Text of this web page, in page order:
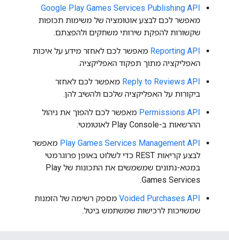
Google Play Games Services Publishing API
מאפשר לכם לבצע אוטומציה של משימות תכופות
שקשורות להפקת שירותי משחקים ולהפצתם.
Reporting API מאפשר לכם לאחזר מידע על איכות
האפליקציה מתוך תפקוד האפליקציה.
Reply to Reviews API מאפשר לכם לאחזר
ביקורות על האפליקציה שלכם ולהשיב להן.
Permissions API מאפשר לכם להפוך את ניהול
ההרשאות ב-Play Console לאוטומטי.
Play Games Services Management API מאפשר
לבצע קריאות REST כדי לשלוט באופן פרוגרמטי
במטא-נתונים שמשמשים את התכונות של Play
Games Services.
Voided Purchases API מספק רשימה של הזמנות
שמשויכות לרכישות שמשתמש ביטל.